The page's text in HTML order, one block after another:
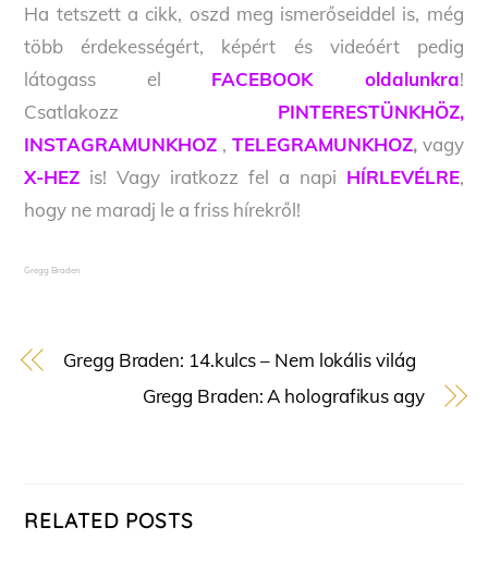
Ha tetszett a cikk, oszd meg ismerőseiddel is, még
több érdekességért, képért és videóért pedig
látogass el FACEBOOK oldalunkra!
Csatlakozz PINTERESTÜNKHÖZ,
INSTAGRAMUNKHOZ , TELEGRAMUNKHOZ,vagy
X-HEZ is! Vagy iratkozz fel a napi HÍRLEVÉLRE,
hogy ne maradj le a friss hírekről!
Gregg Braden
Gregg Braden: 14.kulcs – Nem lokális világ
Gregg Braden: A holografikus agy
RELATED POSTS